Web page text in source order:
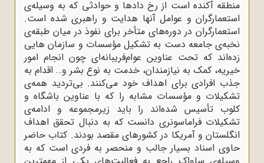
منطقه آکنده است از رخ دادها و حوادثی که به وسیله‌ی
استعمارگران و عوامل آنها هدایت و راهبری شده است.
استعمارگران در دوره‌های متأخر برای نفوذ در میان طبقه‌ی
نخبه‌ی جامعه دست به تشکیل مؤسسات و سازمان هایی
زده‌اند که تحت عناوین عوام‌فریبانه‌ای چون انجام امور
خیریه، کمک به نیازمندان، خدمت به نوع بشر و… اقدام به
جذب افرادی برای اهداف خود می‌کنند. بی‌تردید همه‌‌ی
تشکیلات و مؤسسات مشابه را که با عناوین باشگاه و
کلوب تأسیس شده‌اند را باید زیرمجموعه و ادامه‌ی
تشکیلات فراماسونری دانست که به دنبال تحقق اهداف
انگلستان و آمریکا در کشورهای مقصد بودند. کتاب حاضر
حاوی اسناد بسیار جالب و منحصر به فردی است که به